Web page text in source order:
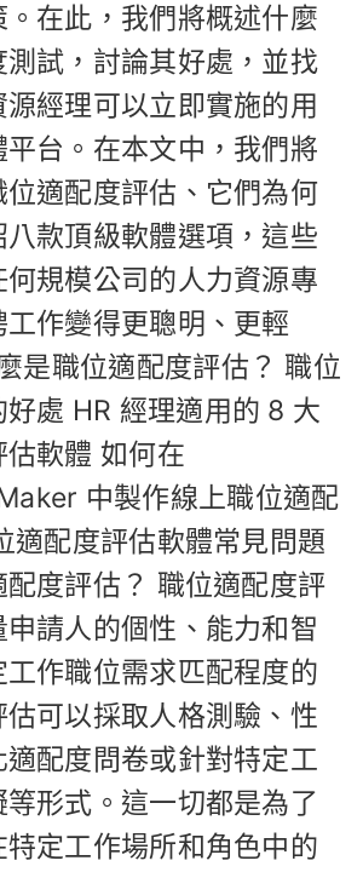
在此，我們將概述什麼
試，討論其好處，並找
經理可以立即實施的用
台。在本文中，我們將
適配度評估、它們為何
款頂級軟體選項，這些
規模公司的人力資源專
作變得更聰明、更輕
是職位適配度評估？ 職位
處 HR 經理適用的 8 大
軟體 如何在
中製作線上職位適配
適配度評估軟體常見問題
度評估？ 職位適配度評
請人的個性、能力和智
作職位需求匹配程度的
可以採取人格測驗、性
配度問卷或針對特定工
形式。這一切都是為了
定工作場所和角色中的